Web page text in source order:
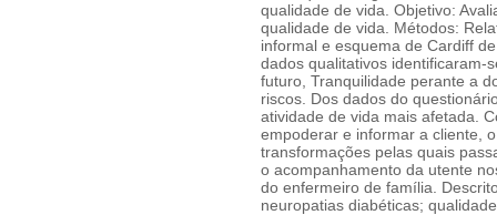
qualidade de vida. Objetivo:
qualidade de vida. Métodos:
informal e esquema de Cardiff
dados qualitativos identificaram-
futuro, Tranquilidade perante a
riscos. Dos dados do
atividade de vida mais afetada.
empoderar e informar a cliente,
transformações pelas quais
o acompanhamento da utente
do enfermeiro de família.
neuropatias diabéticas;